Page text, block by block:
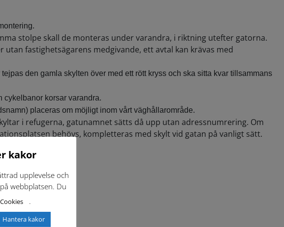
stolpe skall de monteras under varandra, i riktning utefter gatorna.
fastighetsägarens medgivande, ett avtal kan krävas med
den gamla skylten över med ett rött kryss och ska sitta kvar tillsammans
cykelbanor korsar varandra.
placeras om möjligt inom vårt väghållarområde.
i refugerna, gatunamnet sätts då upp utan adressnumrering. Om
behövs, kompletteras med skylt vid gatan på vanligt sätt.
kakor
upplevelse och
webbplatsen. Du
.
Hantera kakor